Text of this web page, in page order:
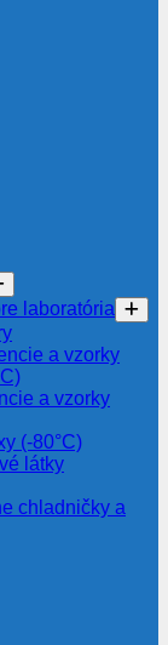
laboratória
a vzorky
a vzorky
(-80°C)
látky
chladničky a